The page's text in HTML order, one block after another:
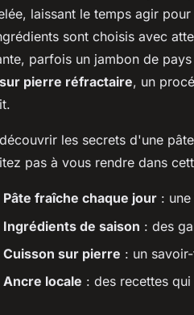
laissant le temps agir
sont choisis avec
parfois un jambon de
sur pierre réfractaire, un
les secrets d'une
pas à vous rendre dans
Pâte fraîche chaque jour :
Ingrédients de saison : des
Cuisson sur pierre : un
Ancre locale : des recettes